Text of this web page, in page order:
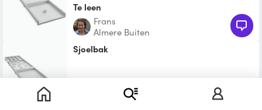
Te leen
Frans
Almere Buiten
Sjoelbak